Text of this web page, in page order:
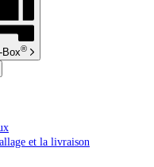
Box®
et la livraison